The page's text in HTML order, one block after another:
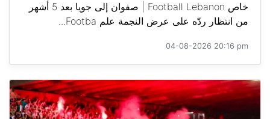
خاص Football Lebanon | صفوان إلى جويا بعد 5 أشهر
من انتظار ردّه على عرض النجمة علم Footba...
04-08-2026 20:16 pm